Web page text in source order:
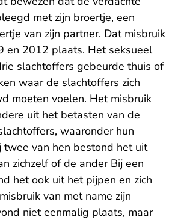
met zijn broertje, een
van zijn partner. Dat misbruik
en 2012 plaats. Het seksueel
slachtoffers gebeurde thuis of
waar de slachtoffers zich
moeten voelen. Het misbruik
uit het betasten van de
waaronder hun
twee van hen bestond het uit
zichzelf of de ander Bij een
het ook uit het pijpen en zich
van met name zijn
niet eenmalig plaats, maar